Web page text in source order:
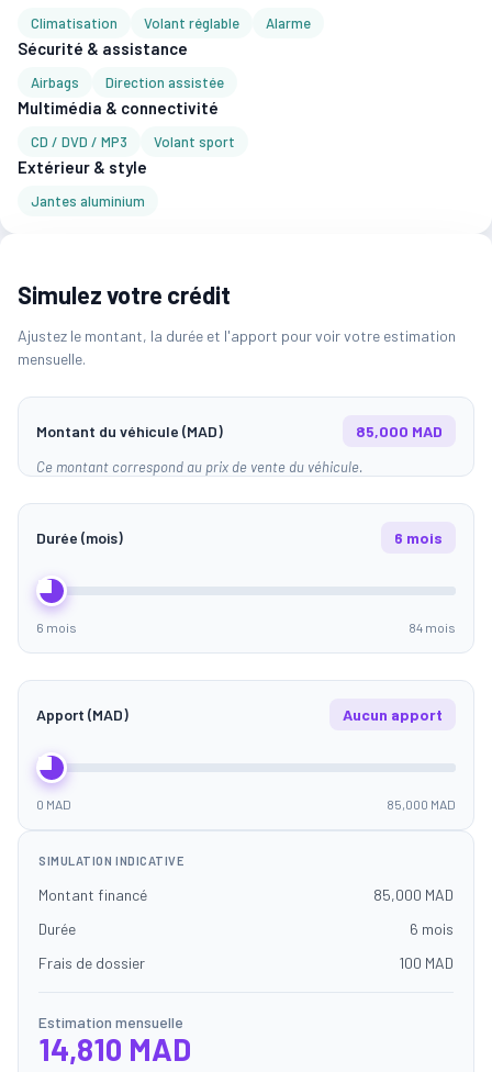
Climatisation Volant réglable Alarme
Sécurité & assistance
Airbags Direction assistée
Multimédia & connectivité
CD / DVD / MP3 Volant sport
Extérieur & style
Jantes aluminium
Simulez votre crédit
Ajustez le montant, la durée et l'apport pour voir votre estimation
mensuelle.
Montant du véhicule (MAD) 85,000 MAD
Ce montant correspond au prix de vente du véhicule.
Durée (mois) 6 mois
6 mois 84 mois
Apport (MAD) Aucun apport
0 MAD 85,000 MAD
SIMULATION INDICATIVE
Montant financé
85,000 MAD
Durée
6 mois
Frais de dossier
100 MAD
Estimation mensuelle
14,810 MAD